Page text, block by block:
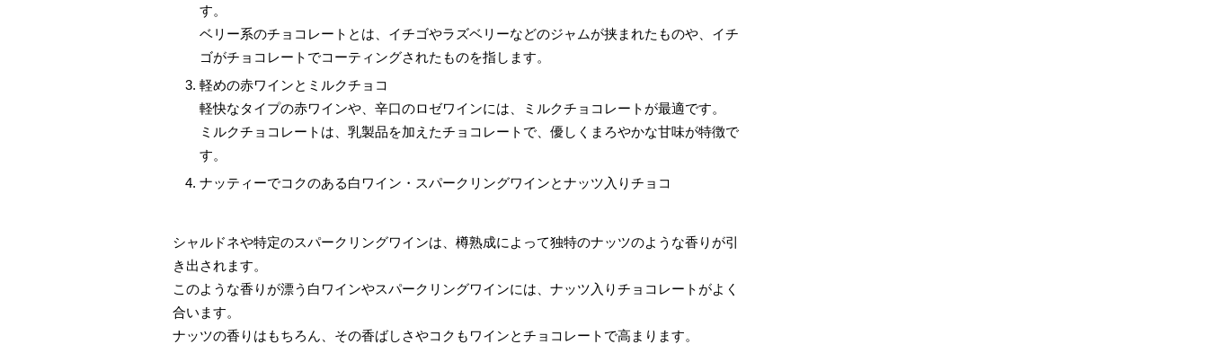
す。
ベリー系のチョコレートとは、イチゴやラズベリーなどのジャムが挟まれたものや、イチ
ゴがチョコレートでコーティングされたものを指します。
軽めの赤ワインとミルクチョコ
軽快なタイプの赤ワインや、辛口のロゼワインには、ミルクチョコレートが最適です。
ミルクチョコレートは、乳製品を加えたチョコレートで、優しくまろやかな甘味が特徴で
す。
ナッティーでコクのある白ワイン・スパークリングワインとナッツ入りチョコ
シャルドネや特定のスパークリングワインは、樽熟成によって独特のナッツのような香りが引
き出されます。
このような香りが漂う白ワインやスパークリングワインには、ナッツ入りチョコレートがよく
合います。
ナッツの香りはもちろん、その香ばしさやコクもワインとチョコレートで高まります。